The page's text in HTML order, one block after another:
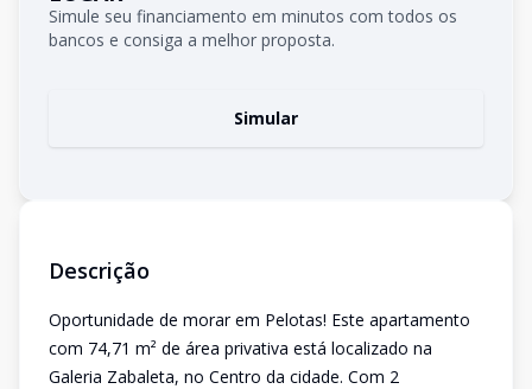
Simule seu financiamento em minutos com todos os
bancos e consiga a melhor proposta.
Simular
Descrição
Oportunidade de morar em Pelotas! Este apartamento
com 74,71 m² de área privativa está localizado na
Galeria Zabaleta, no Centro da cidade. Com 2